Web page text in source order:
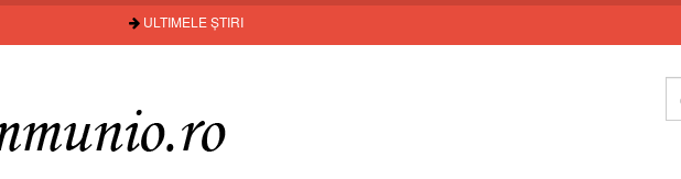
ULTIMELE ȘTIRI